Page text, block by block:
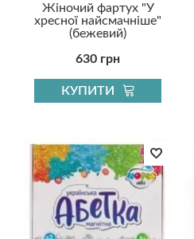
Жіночий фартух "У
хресної найсмачніше"
(бежевий)
630 грн
КУПИТИ